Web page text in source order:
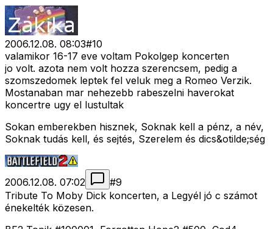
2006.12.08. 08:03#10
valamikor 16-17 eve voltam Pokolgep koncerten
jo volt. azota nem volt hozza szerencsem, pedig a
szomszedomek leptek fel veluk meg a Romeo Verzik.
Mostanaban mar nehezebb rabeszelni haverokat
koncertre ugy el lustultak
Sokan emberekben hisznek, Soknak kell a pénz, a név,
Soknak tudás kell, és sejtés, Szerelem és dics&otilde;ség
2006.12.08. 07:02 #9
Tribute To Moby Dick koncerten, a Legyél jó c számot
énekelték közesen.